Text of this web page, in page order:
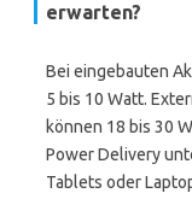
erwarten?
Bei eingebauten
5 bis 10 Watt.
können 18 bis 30
Power Delivery
Tablets oder